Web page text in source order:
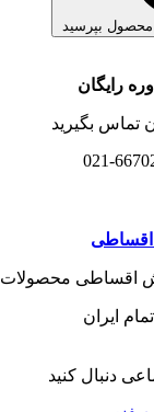
محصول بپرسید
رایگان
تماس بگیرید
021-
اقساطی
اقساطی محصولات
ایران
دنبال کنید